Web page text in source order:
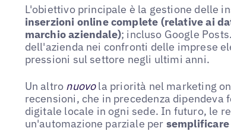
L'obiettivo principale è la gestione delle
inserzioni online complete (relative ai
marchio aziendale); incluso Google
dell'azienda nei confronti delle imprese
pressioni sul settore negli ultimi anni.
Un altro nuovola priorità nel marketing
recensioni, che in precedenza
digitale locale in ogni sede. In futuro, le
un'automazione parziale per